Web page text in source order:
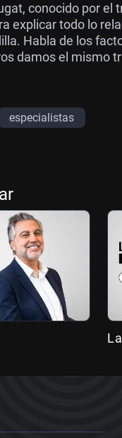
conocido por
explicar todo lo
Habla de los
damos el mismo
especialistas